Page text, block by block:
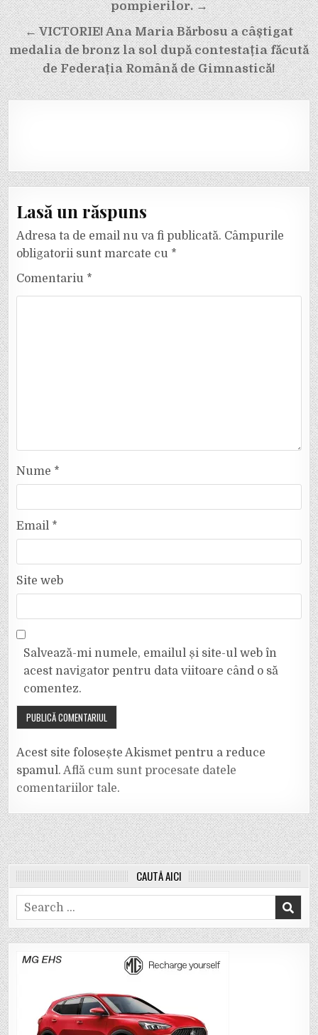
pompierilor. →
← VICTORIE! Ana Maria Bărbosu a câștigat
medalia de bronz la sol după contestația făcută
de Federația Română de Gimnastică!
Lasă un răspuns
Adresa ta de email nu va fi publicată. Câmpurile
obligatorii sunt marcate cu *
Comentariu *
Nume *
Email *
Site web
Salvează-mi numele, emailul și site-ul web în
acest navigator pentru data viitoare când o să
comentez.
Acest site folosește Akismet pentru a reduce
spamul.Află cum sunt procesate datele
comentariilor tale.
CAUTĂ AICI
Search
for: